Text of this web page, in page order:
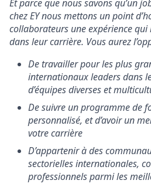
Et parce que nous savons qu’un
chez EY nous mettons un point
collaborateurs une expérience
dans leur carrière. Vous aurez
De travailler pour les plus
internationaux leaders dans
d’équipes diverses et
De suivre un programme de
personnalisé, et d’avoir un
votre carrière
D’appartenir à des
sectorielles internationales,
professionnels parmi les